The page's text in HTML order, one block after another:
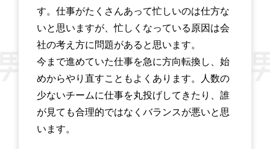
す。仕事がたくさんあって忙しいのは仕方な
いと思いますが、忙しくなっている原因は会
社の考え方に問題があると思います。
今まで進めていた仕事を急に方向転換し、始
めからやり直すこともよくあります。人数の
少ないチームに仕事を丸投げしてきたり、誰
が見ても合理的ではなくバランスが悪いと思
います。